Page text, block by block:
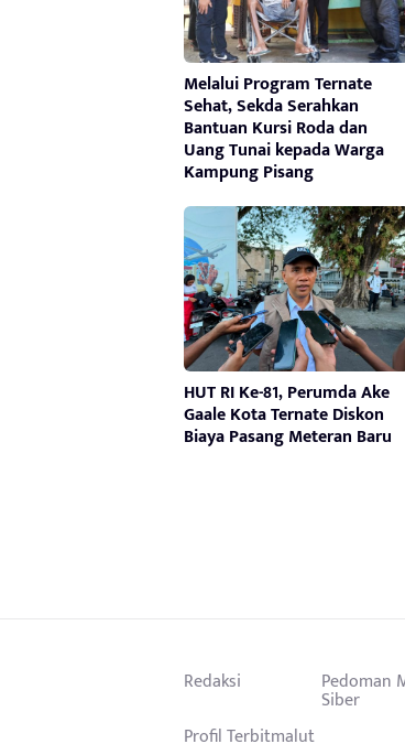
Melalui Program Ternate
Sehat, Sekda Serahkan
Bantuan Kursi Roda dan
Uang Tunai kepada Warga
Kampung Pisang
HUT RI Ke-81, Perumda Ake
Gaale Kota Ternate Diskon
Biaya Pasang Meteran Baru
Redaksi Pedoman
Siber
Profil Terbitmalut